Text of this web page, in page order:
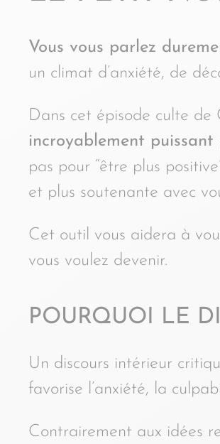
Vous vous parlez
un climat d’anxiété, de
Dans cet épisode culte de
incroyablement puissant
pas pour “être plus
et plus soutenante avec
Cet outil vous aidera à
vous voulez devenir.
POURQUOI LE
Un discours intérieur
favorise l’anxiété, la
Contrairement aux idées